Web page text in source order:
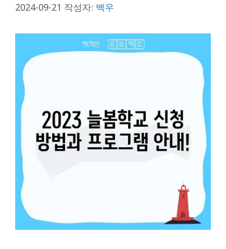
2024-09-21 작성자: 백우